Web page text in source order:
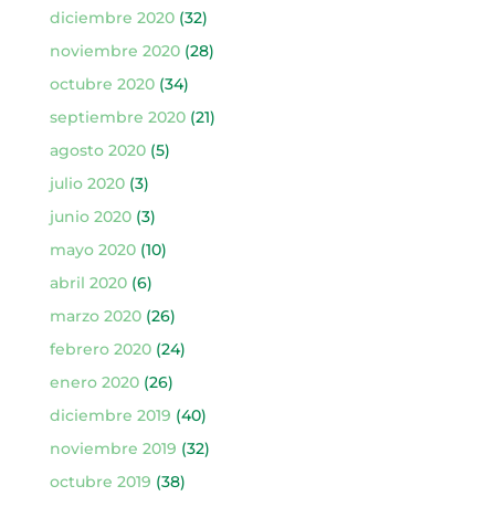
diciembre 2020(32)
noviembre 2020(28)
octubre 2020(34)
septiembre 2020(21)
agosto 2020(5)
julio 2020(3)
junio 2020(3)
mayo 2020(10)
abril 2020(6)
marzo 2020(26)
febrero 2020(24)
enero 2020(26)
diciembre 2019 (40)
noviembre 2019 (32)
octubre 2019 (38)